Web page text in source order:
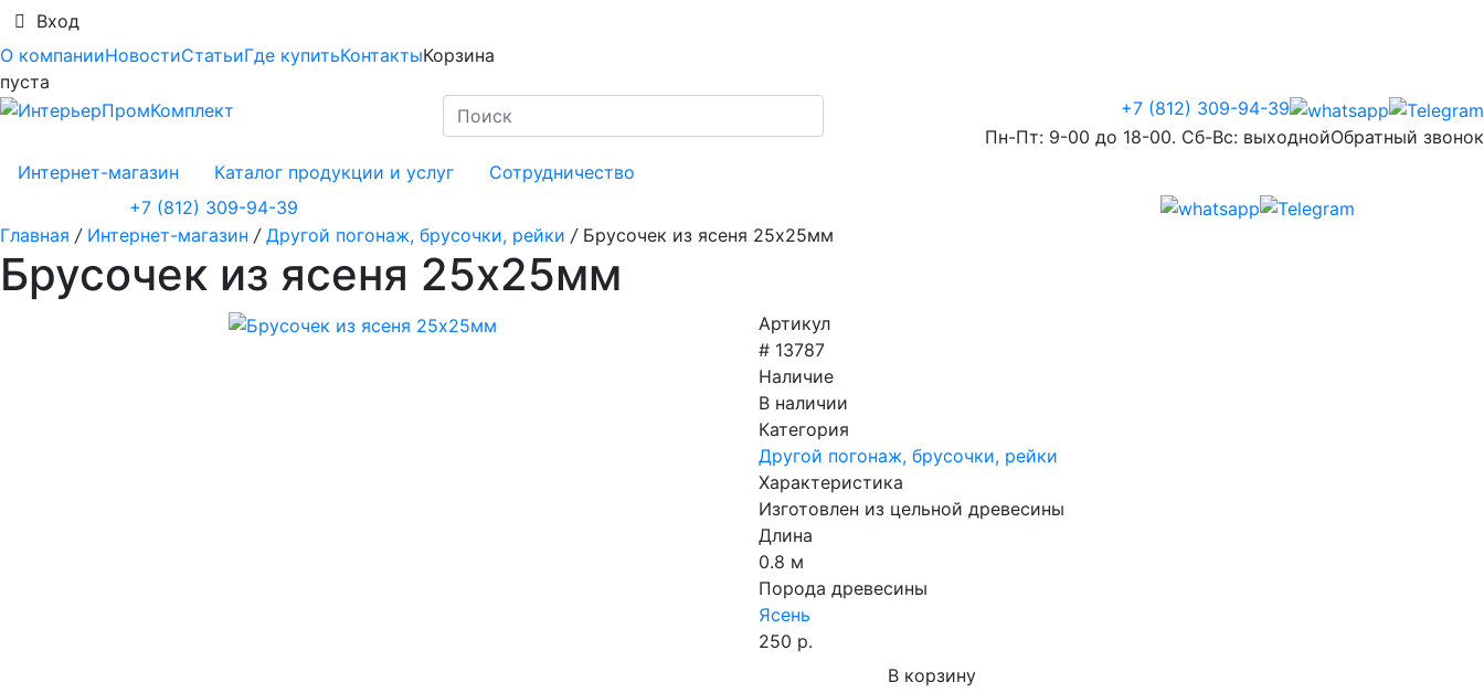
Вход
О компанииНовостиСтатьиГде купитьКонтактыКорзина
пуста
+7 (812) 309-94-39
Пн-Пт: 9-00 до 18-00. Сб-Вс: выходнойОбратный звонок
Интернет-магазин
Каталог продукции и услуг
Сотрудничество
+7 (812) 309-94-39
Главная / Интернет-магазин / Другой погонаж, брусочки, рейки /Брусочек из ясеня 25х25мм
Брусочек из ясеня 25х25мм
Артикул
# 13787
Наличие
В наличии
Категория
Другой погонаж, брусочки, рейки
Характеристика
Изготовлен из цельной древесины
Длина
0.8 м
Порода древесины
Ясень
250 р.
В корзину